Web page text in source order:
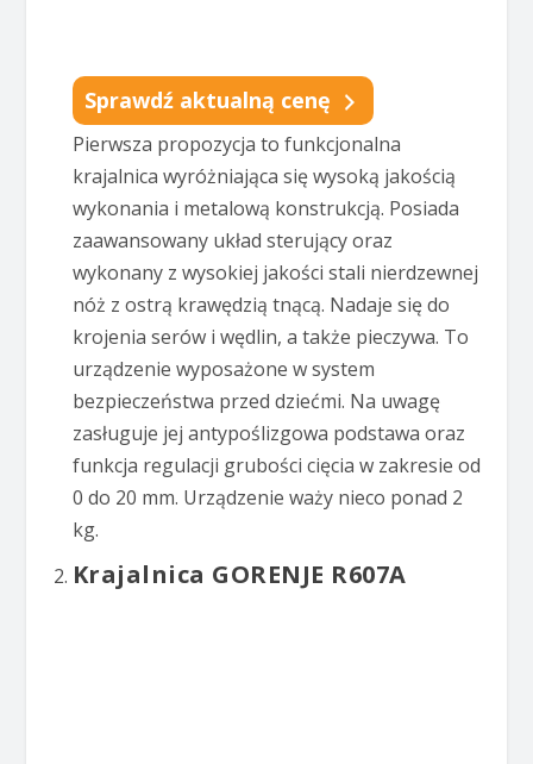
Sprawdź aktualną cenę
Pierwsza propozycja to funkcjonalna
krajalnica wyróżniająca się wysoką jakością
wykonania i metalową konstrukcją. Posiada
zaawansowany układ sterujący oraz
wykonany z wysokiej jakości stali nierdzewnej
nóż z ostrą krawędzią tnącą. Nadaje się do
krojenia serów i wędlin, a także pieczywa. To
urządzenie wyposażone w system
bezpieczeństwa przed dziećmi. Na uwagę
zasługuje jej antypoślizgowa podstawa oraz
funkcja regulacji grubości cięcia w zakresie od
0 do 20 mm. Urządzenie waży nieco ponad 2
kg.
Krajalnica GORENJE R607A